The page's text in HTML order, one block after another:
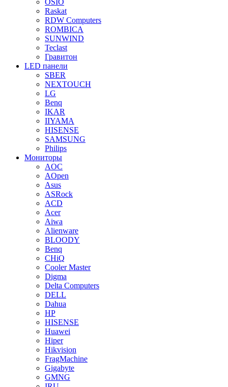
OSIO
Raskat
RDW Computers
ROMBICA
SUNWIND
Teclast
Гравитон
LED панели
SBER
NEXTOUCH
LG
Benq
IKAR
IIYAMA
HISENSE
SAMSUNG
Philips
Мониторы
AOC
AOpen
Asus
ASRock
ACD
Acer
Aiwa
Alienware
BLOODY
Benq
CHiQ
Cooler Master
Digma
Delta Computers
DELL
Dahua
HP
HISENSE
Huawei
Hiper
Hikvision
FragMachine
Gigabyte
GMNG